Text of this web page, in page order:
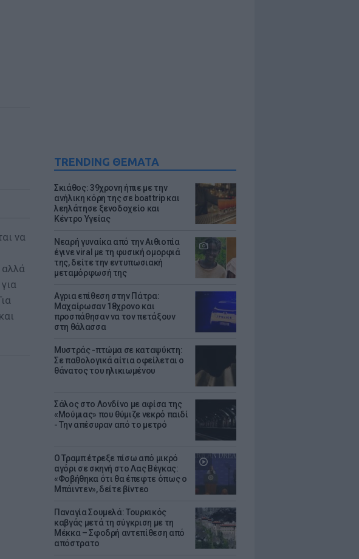
TRENDING ΘΕΜΑΤΑ
Σκιάθος: 39χρονη ήπιε με την
ανήλικη κόρη της σε boat trip και
λεηλάτησε ξενοδοχείο και
Κέντρο Υγείας
Νεαρή γυναίκα από την Αιθιοπία
έγινε viral με τη φυσική ομορφιά
της, δείτε την εντυπωσιακή
μεταμόρφωσή της
Αγρια επίθεση στην Πάτρα:
Μαχαίρωσαν 18χρονο και
προσπάθησαν να τον πετάξουν
στη θάλασσα
Μυστράς -πτώμα σε καταψύκτη:
Σε παθολογικά αίτια οφείλεται ο
θάνατος του ηλικιωμένου
Σάλος στο Λονδίνο με αφίσα της
«Μούμιας» που θύμιζε νεκρό παιδί
- Την απέσυραν από το μετρό
Ο Τραμπ έτρεξε πίσω από μικρό
αγόρι σε σκηνή στο Λας Βέγκας:
«Φοβήθηκα ότι θα έπεφτε όπως ο
Μπάιντεν», δείτε βίντεο
Παναγία Σουμελά: Τουρκικός
καβγάς μετά τη σύγκριση με τη
Μέκκα – Σφοδρή αντεπίθεση από
απόστρατο
να
αλλά